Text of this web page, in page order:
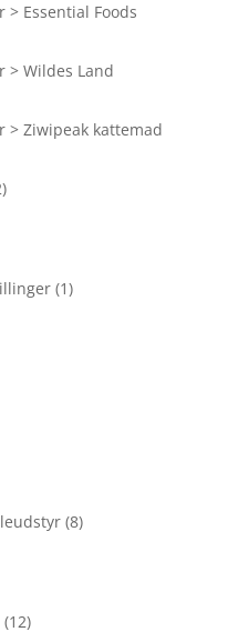
Essential Foods
> Wildes Land
> Ziwipeak kattemad
(1)
(8)
(12)